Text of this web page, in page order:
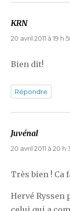
KRNdit :
20 avril 2011 à 19 h
Bien dit!
Répondre
Juvénal
20 avril 2011 à 20 h
Très bien ! Ca
Hervé Ryssen